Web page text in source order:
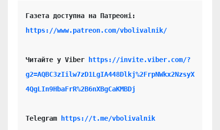
https://www.patreon.com/vbolivalnik/
Читайте у Viber
https://invite.viber.com/?
g2=AQBC3zIilw7zD1LgIA448Dlkj%2FrpNWkx2NzsyX
4QgLIn9HbaFrR%2B6nXBgCaKMBDj
Telegram https://t.me/vbolivalnik